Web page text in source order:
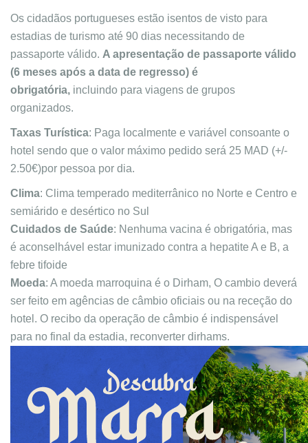
Os cidadãos portugueses estão isentos de visto para
estadias de turismo até 90 dias necessitando de
passaporte válido. A apresentação de passaporte válido
(6 meses após a data de regresso) é
obrigatória, incluindo para viagens de grupos
organizados.
Taxas Turística: Paga localmente e variável consoante o
hotel sendo que o valor máximo pedido será 25 MAD (+/-
2.50€)por pessoa por dia.
Clima: Clima temperado mediterrânico no Norte e Centro e
semiárido e desértico no Sul
Cuidados de Saúde: Nenhuma vacina é obrigatória, mas
é aconselhável estar imunizado contra a hepatite A e B, a
febre tifoide
Moeda: A moeda marroquina é o Dirham, O cambio deverá
ser feito em agências de câmbio oficiais ou na receção do
hotel. O recibo da operação de câmbio é indispensável
para no final da estadia, reconverter dirhams.